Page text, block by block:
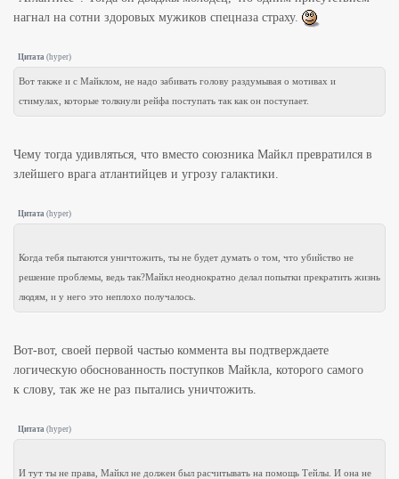
нагнал на сотни здоровых мужиков спецназа страху.
Цитата (hyper)
Вот также и с Майклом, не надо забивать голову раздумывая о мотивах и
стимулах, которые толкнули рейфа поступать так как он поступает.
Чему тогда удивляться, что вместо союзника Майкл превратился в
злейшего врага атлантийцев и угрозу галактики.
Цитата (hyper)
Когда тебя пытаются уничтожить, ты не будет думать о том, что убийство не
решение проблемы, ведь так?Майкл неоднократно делал попытки прекратить жизнь
людям, и у него это неплохо получалось.
Вот-вот, своей первой частью коммента вы подтверждаете
логическую обоснованность поступков Майкла, которого самого
к слову, так же не раз пытались уничтожить.
Цитата (hyper)
И тут ты не права, Майкл не должен был расчитывать на помощь Тейлы. И она не